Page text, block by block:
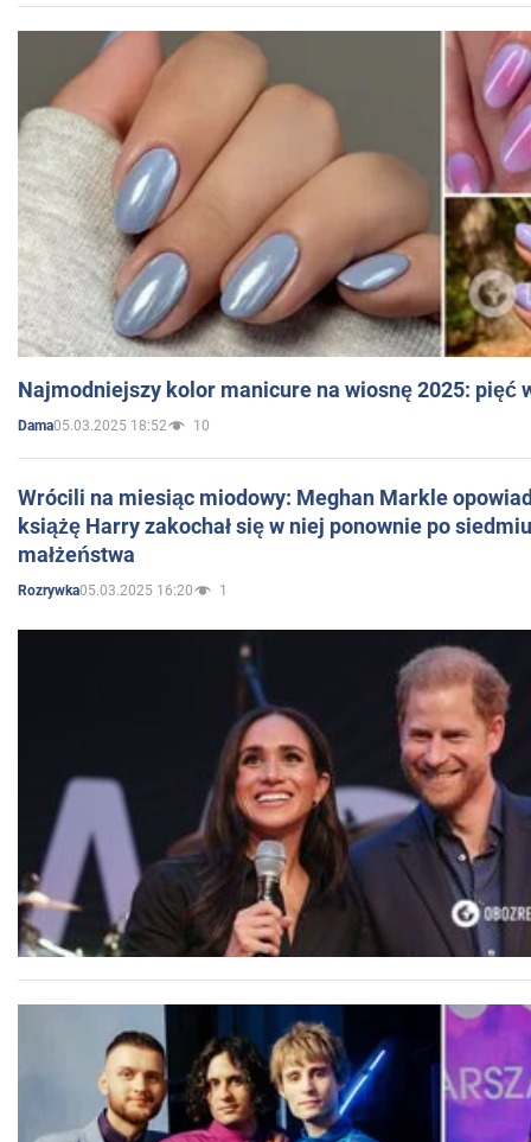
Najmodniejszy kolor manicure na wiosnę 2025: pięć
Dama05.03.2025 18:52 10
Wrócili na miesiąc miodowy: Meghan Markle
książę Harry zakochał się w niej ponownie po
małżeństwa
Rozrywka05.03.2025 16:20 1